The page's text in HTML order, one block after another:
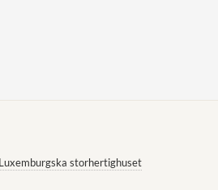
storhertighuset